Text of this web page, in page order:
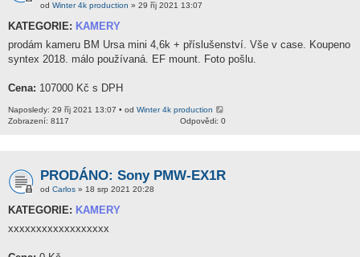
od Winter 4k production » 29 říj 2021 13:07
KATEGORIE: KAMERY
prodám kameru BM Ursa mini 4,6k + příslušenství. Vše v case. Koupeno
syntex 2018. málo používaná. EF mount. Foto pošlu.
Cena: 107000 Kč s DPH
Naposledy: 29 říj 2021 13:07 • od Winter 4k production
Odpovědi: 0
Zobrazení: 8117
PRODÁNO: Sony PMW-EX1R
od Carlos » 18 srp 2021 20:28
KATEGORIE: KAMERY
xxxxxxxxxxxxxxxxxx